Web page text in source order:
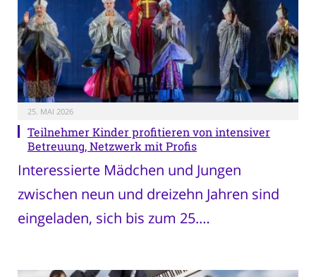
25. MAI 2026
Teilnehmer Kinder profitieren von intensiver
Betreuung, Netzwerk mit Profis
Interessierte Mädchen und Jungen
zwischen neun und dreizehn Jahren sind
eingeladen, sich bis zum 25.…